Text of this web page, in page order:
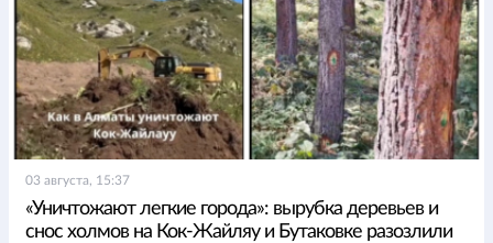
03 августа, 15:37
«Уничтожают легкие города»: вырубка деревьев и
снос холмов на Кок-Жайляу и Бутаковке разозлили